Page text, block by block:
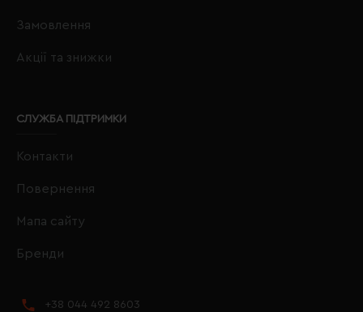
Замовлення
Акції та знижки
СЛУЖБА ПІДТРИМКИ
Контакти
Повернення
Мапа сайту
Бренди
+38 044 492 8603